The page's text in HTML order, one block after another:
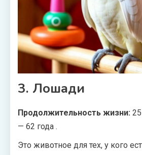
3. Лошади
Продолжительность жизни:
— 62 года .
Это животное для тех, у кого